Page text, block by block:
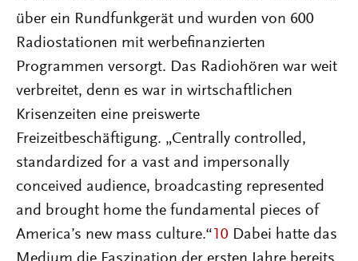
über ein Rundfunkgerät und wurden von 600
Radiostationen mit werbefinanzierten
Programmen versorgt. Das Radiohören war weit
verbreitet, denn es war in wirtschaftlichen
Krisenzeiten eine preiswerte
Freizeitbeschäftigung. „Centrally controlled,
standardized for a vast and impersonally
conceived audience, broadcasting represented
and brought home the fundamental pieces of
America’s new mass culture.“ 10 Dabei hatte das